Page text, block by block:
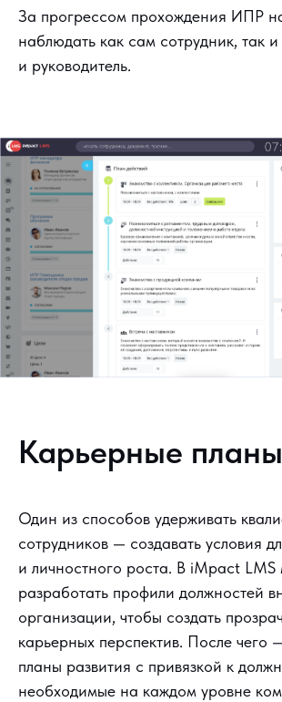
За прогрессом прохождения ИПР
наблюдать как сам сотрудник, так
и руководитель.
Карьерные планы
Один из способов удерживать
сотрудников — создавать условия
и личностного роста. В iMpact
разработать профили должностей
организации, чтобы создать
карьерных перспектив. После чего
планы развития с привязкой к
необходимые на каждом уровне